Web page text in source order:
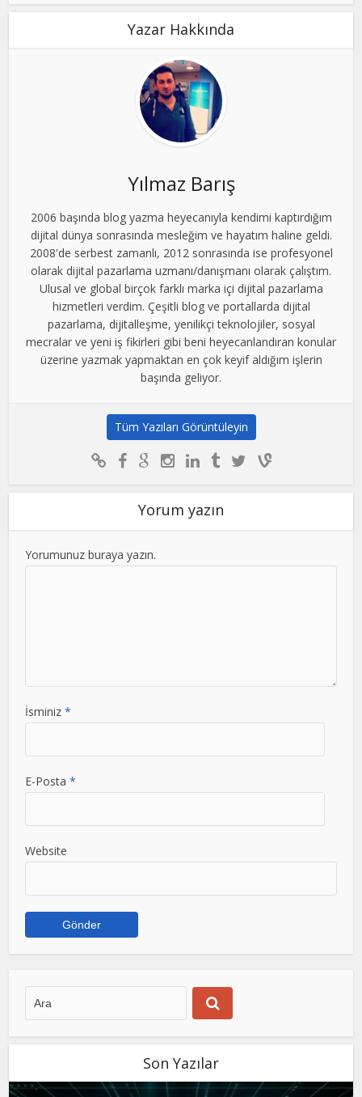
Yazar Hakkında
Yılmaz Barış
2006 başında blog yazma heyecanıyla kendimi kaptırdığım
dijital dünya sonrasında mesleğim ve hayatım haline geldi.
2008'de serbest zamanlı, 2012 sonrasında ise profesyonel
olarak dijital pazarlama uzmanı/danışmanı olarak çalıştım.
Ulusal ve global birçok farklı marka içi dijital pazarlama
hizmetleri verdim. Çeşitli blog ve portallarda dijital
pazarlama, dijitalleşme, yenilikçi teknolojiler, sosyal
mecralar ve yeni iş fikirleri gibi beni heyecanlandıran konular
üzerine yazmak yapmaktan en çok keyif aldığım işlerin
başında geliyor.
Tüm Yazıları Görüntüleyin
Yorum yazın
Yorumunuz buraya yazın.
İsminiz *
E-Posta *
Website
Son Yazılar